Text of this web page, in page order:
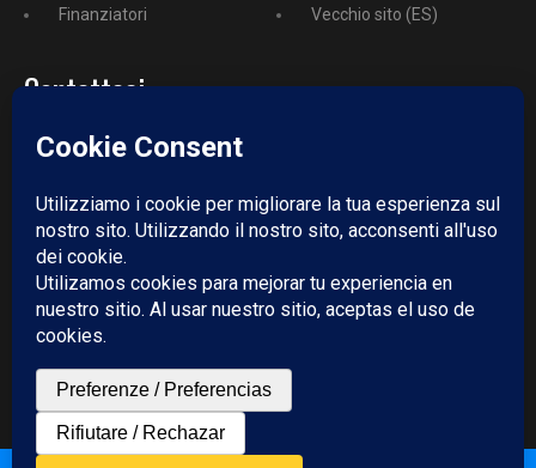
Finanziatori Vecchio sito (ES)
Contattaci
Telefono:+52 729 243 3743
Email:
redazione@puntodincontro.mx
PUNTODINCONTRO